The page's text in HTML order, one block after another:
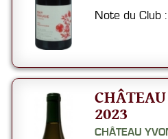
Note du Club
2023
CHÂTEAU